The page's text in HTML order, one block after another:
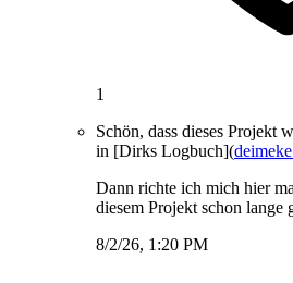
1
Schön, dass dieses Projekt
in [Dirks Logbuch](
Dann richte ich mich hier
diesem Projekt schon lange
8/2/26, 1:20 PM